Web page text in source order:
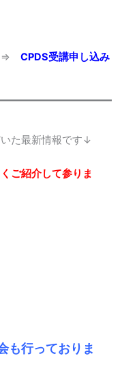
⇒ CPDS受講申し込み
た最新情報です↓
ご紹介して参りま
も行っておりま